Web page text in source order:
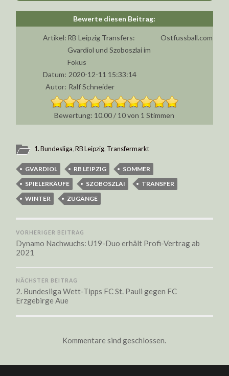
Artikel: RB Leipzig Transfers:
Gvardiol und Szoboszlai im
Fokus
Ostfussball.com
Datum: 2020-12-11 15:33:14
Autor: Ralf Schneider
10.00/ 10von 1 Stimmen
1. Bundesliga,RB Leipzig, Transfermarkt
GVARDIOL RB LEIPZIG
SOMMER
SPIELERKÄUFE
SZOBOSZLAI
TRANSFER
WINTER
ZUGÄNGE
VORHERIGER BEITRAG
Dynamo Nachwuchs: U19-Duo erhält Profi-Vertrag ab
2021
NÄCHSTER BEITRAG
2. Bundesliga Wett-Tipps FC St. Pauli gegen FC
Erzgebirge Aue
Kommentare sind geschlossen.